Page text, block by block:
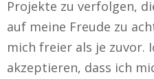
Projekte zu verfolgen,
auf meine Freude zu
mich freier als je zuvor.
akzeptieren, dass ich